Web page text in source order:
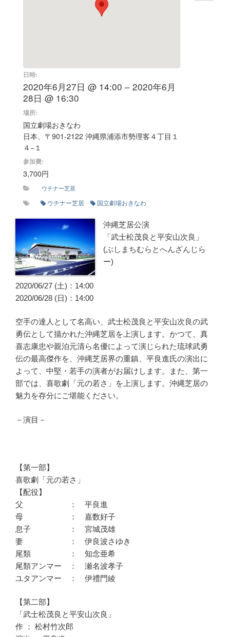
日時:
2020年6月27日 @ 14:00 – 2020年6月
28日 @ 16:30
場所:
国立劇場おきなわ
日本、〒901-2122 沖縄県浦添市勢理客４丁目１
４−１
参加費:
3,700円
ウチナー芝居
ウチナー芝居 国立劇場おきなわ
沖縄芝居公演
「武士松茂良と平安山次良」
(ぶしまちむらとへんざんじら
ー)
2020/06/27 (土)：14:00
2020/06/28 (日)：14:00
空手の達人として名高い、武士松茂良と平安山次良の武
勇伝として描かれた沖縄芝居を上演します。かつて、真
喜志康忠や親泊元清ら名優によって演じられた琉球武勇
伝の最高傑作を、沖縄芝居界の重鎮、平良進氏の演出に
よって、中堅・若手の演者がお届けします。また、第一
部では、喜歌劇「元の若さ」を上演します。沖縄芝居の
魅力を存分にご堪能ください。
－演目－
【第一部】
喜歌劇「元の若さ」
【配役】
父 ： 平良進
母 ： 嘉数好子
息子 ： 宮城茂雄
妻 ： 伊良波さゆき
尾類 ： 知念亜希
尾類アンマー ： 瀬名波孝子
ユタアンマー ： 伊禮門綾
【第二部】
「武士松茂良と平安山次良」
作 ： 松村竹次郎